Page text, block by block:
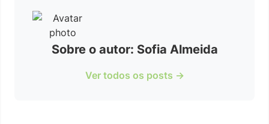
Sobre o autor: Sofia Almeida
Ver todos os posts →